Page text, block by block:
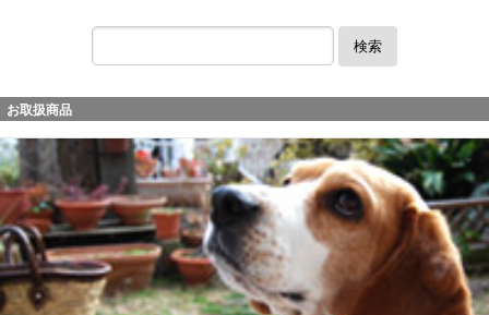
検索
お取扱商品